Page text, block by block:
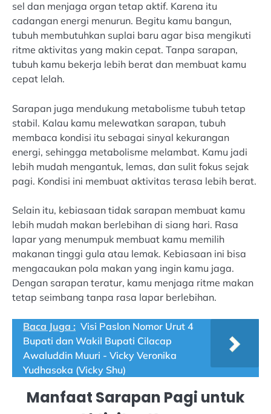
sel dan menjaga organ tetap aktif. Karena itu
cadangan energi menurun. Begitu kamu bangun,
tubuh membutuhkan suplai baru agar bisa mengikuti
ritme aktivitas yang makin cepat. Tanpa sarapan,
tubuh kamu bekerja lebih berat dan membuat kamu
cepat lelah.
Sarapan juga mendukung metabolisme tubuh tetap
stabil. Kalau kamu melewatkan sarapan, tubuh
membaca kondisi itu sebagai sinyal kekurangan
energi, sehingga metabolisme melambat. Kamu jadi
lebih mudah mengantuk, lemas, dan sulit fokus sejak
pagi. Kondisi ini membuat aktivitas terasa lebih berat.
Selain itu, kebiasaan tidak sarapan membuat kamu
lebih mudah makan berlebihan di siang hari. Rasa
lapar yang menumpuk membuat kamu memilih
makanan tinggi gula atau lemak. Kebiasaan ini bisa
mengacaukan pola makan yang ingin kamu jaga.
Dengan sarapan teratur, kamu menjaga ritme makan
tetap seimbang tanpa rasa lapar berlebihan.
Baca Juga : Visi Paslon Nomor Urut 4
Bupati dan Wakil Bupati Cilacap
Awaluddin Muuri - Vicky Veronika
Yudhasoka (Vicky Shu)
Manfaat Sarapan Pagi untuk